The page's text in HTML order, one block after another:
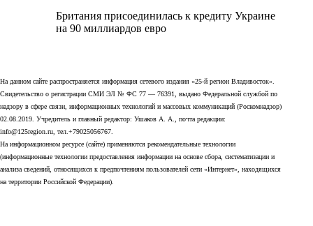
Британия присоединилась к кредиту Украине
на 90 миллиардов евро
На данном сайте распространяется информация сетевого издания «25-й регион Владивосток».
Свидетельство о регистрации СМИ ЭЛ № ФС 77 — 76391, выдано Федеральной службой по
надзору в сфере связи, информационных технологий и массовых коммуникаций (Роскомнадзор)
02.08.2019. Учредитель и главный редактор: Ушаков А. А., почта редакции:
info@125region.ru, тел.+79025056767.
На информационном ресурсе (сайте) применяются рекомендательные технологии
(информационные технологии предоставления информации на основе сбора, систематизации и
анализа сведений, относящихся к предпочтениям пользователей сети «Интернет», находящихся
на территории Российской Федерации).